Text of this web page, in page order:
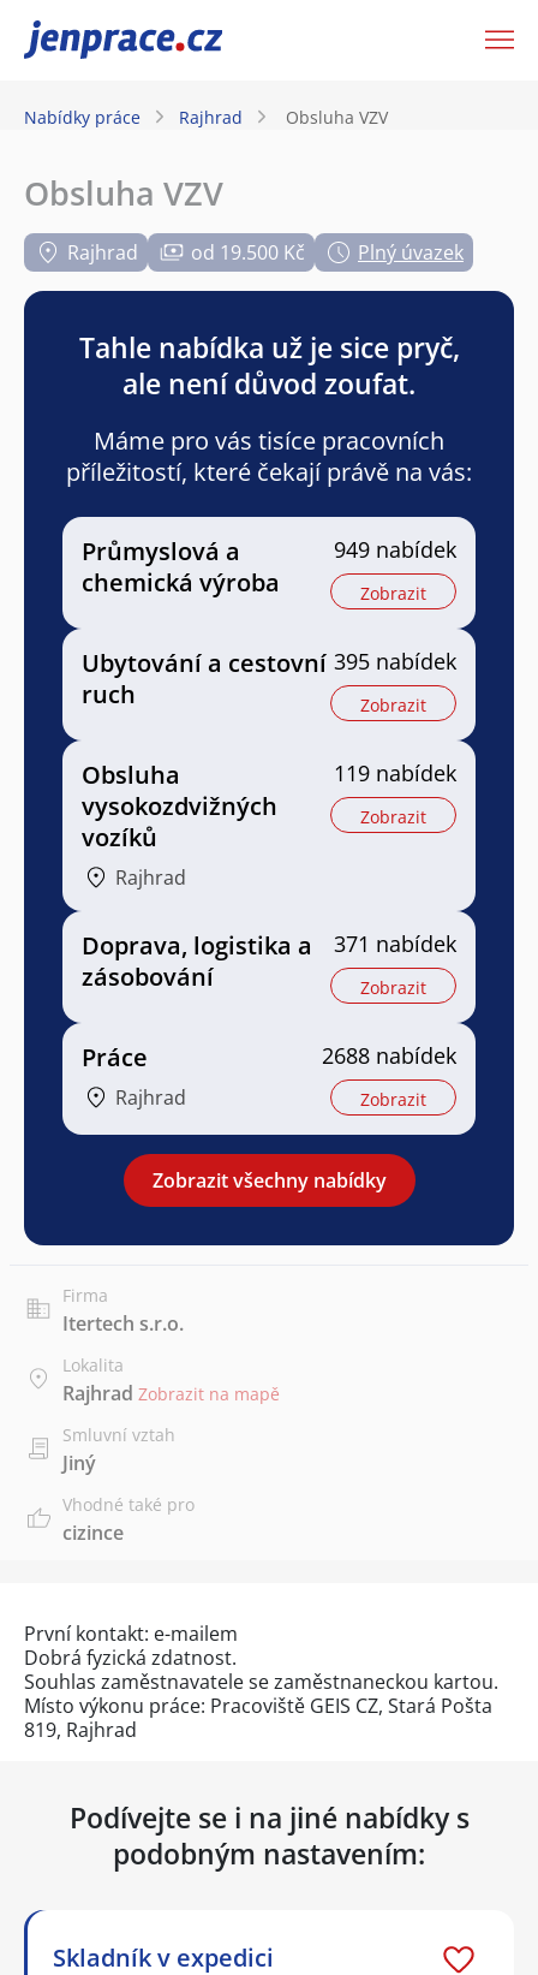
JenPráce.cz
Nabídky práce Rajhrad Obsluha VZV
Obsluha VZV
Rajhrad od 19.500 Kč Plný úvazek
Tahle nabídka už je sice pryč,
ale není důvod zoufat.
Máme pro vás tisíce pracovních
příležitostí, které čekají právě na vás:
Průmyslová a
chemická výroba
949 nabídek
Zobrazit
Ubytování a cestovní
ruch
395 nabídek
Zobrazit
Obsluha
vysokozdvižných
vozíků
Rajhrad
119 nabídek
Zobrazit
Doprava, logistika a
zásobování
371 nabídek
Zobrazit
Práce
Rajhrad
2688 nabídek
Zobrazit
Zobrazit všechny nabídky
Firma
Itertech s.r.o.
Lokalita
Rajhrad Zobrazit na mapě
Smluvní vztah
Jiný
Vhodné také pro
cizince
První kontakt: e-mailem
Dobrá fyzická zdatnost.
Souhlas zaměstnavatele se zaměstnaneckou kartou.
Místo výkonu práce: Pracoviště GEIS CZ, Stará Pošta
819, Rajhrad
Podívejte se i na jiné nabídky s
podobným nastavením:
Skladník v expedici